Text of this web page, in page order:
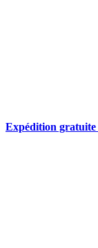
Expédition gratuite